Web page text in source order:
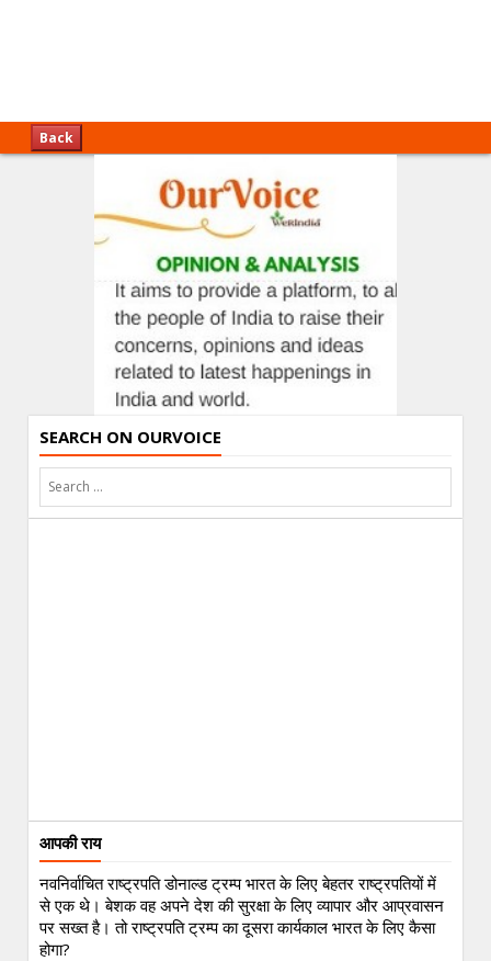
Back
SEARCH ON OURVOICE
आपकी राय
नवनिर्वाचित राष्ट्रपति डोनाल्ड ट्रम्प भारत के लिए बेहतर राष्ट्रपतियों में
से एक थे। बेशक वह अपने देश की सुरक्षा के लिए व्यापार और आप्रवासन
पर सख्त है। तो राष्ट्रपति ट्रम्प का दूसरा कार्यकाल भारत के लिए कैसा
होगा?